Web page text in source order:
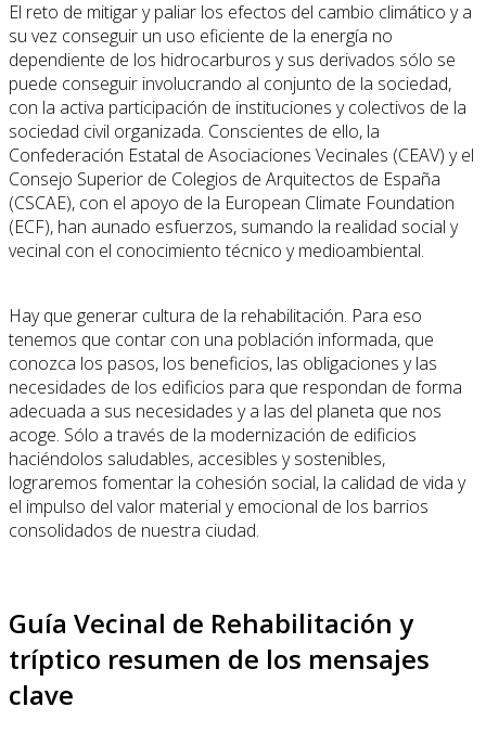
El reto de mitigar y paliar los efectos del cambio climático y a
su vez conseguir un uso eficiente de la energía no
dependiente de los hidrocarburos y sus derivados sólo se
puede conseguir involucrando al conjunto de la sociedad,
con la activa participación de instituciones y colectivos de la
sociedad civil organizada. Conscientes de ello, la
Confederación Estatal de Asociaciones Vecinales (CEAV) y el
Consejo Superior de Colegios de Arquitectos de España
(CSCAE), con el apoyo de la European Climate Foundation
(ECF), han aunado esfuerzos, sumando la realidad social y
vecinal con el conocimiento técnico y medioambiental.
Hay que generar cultura de la rehabilitación. Para eso
tenemos que contar con una población informada, que
conozca los pasos, los beneficios, las obligaciones y las
necesidades de los edificios para que respondan de forma
adecuada a sus necesidades y a las del planeta que nos
acoge. Sólo a través de la modernización de edificios
haciéndolos saludables, accesibles y sostenibles,
lograremos fomentar la cohesión social, la calidad de vida y
el impulso del valor material y emocional de los barrios
consolidados de nuestra ciudad.
Guía Vecinal de Rehabilitación y
tríptico resumen de los mensajes
clave